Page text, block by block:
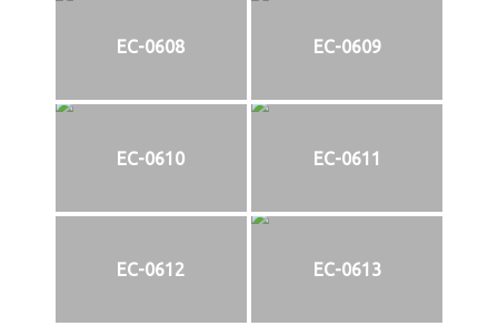
EC-0608 EC-0609
EC-0610 EC-0611
EC-0612 EC-0613